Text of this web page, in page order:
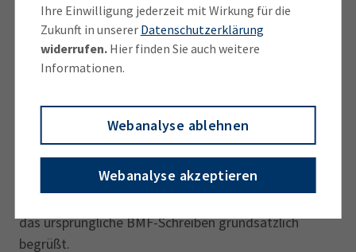
Ihre Einwilligung jederzeit mit Wirkung für die
Zukunft in unserer Datenschutzerklärung
widerrufen.Hier finden Sie auch weitere
Informationen.
Webanalyse ablehnen
Webanalyse akzeptieren
sinngemäß anzuwenden.
‎Anders als bei Arbeitnehmern wird jedoch die
Verpflegungspauschale nicht gekürzt, wenn von
Steuerpflichtige anlässlich einer betrieblich
veranlassten Reise ertragsteuerlich beschränkt
abzugsfähige Bewirtungsaufwendungen trägt. Die
das ursprüngliche BMF-Schreiben grundsätzlich
begrüßt.